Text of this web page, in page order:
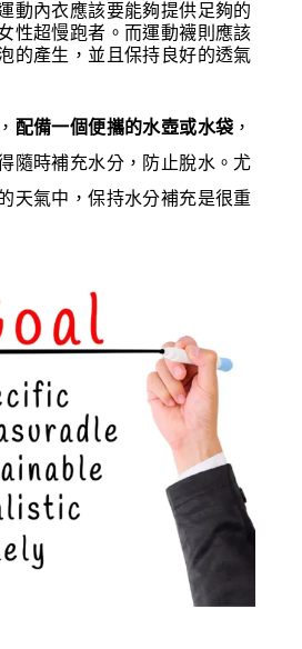
動內衣應該要能夠提供足夠的
性超慢跑者。而運動襪則應該
的產生，並且保持良好的透氣
配備一個便攜的水壺或水袋 ，
隨時補充水分，防止脫水。尤
天氣中，保持水分補充是很重